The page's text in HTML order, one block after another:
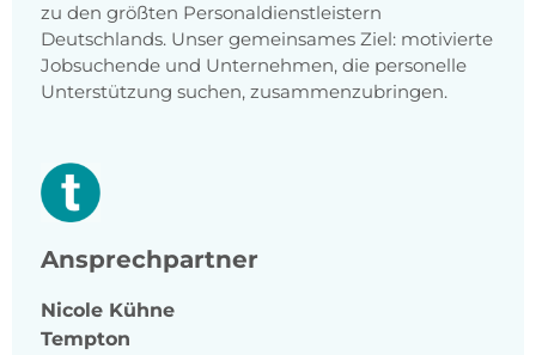
zu den größten Personaldienstleistern
Deutschlands. Unser gemeinsames Ziel: motivierte
Jobsuchende und Unternehmen, die personelle
Unterstützung suchen, zusammenzubringen.
Ansprechpartner
Nicole Kühne
Tempton